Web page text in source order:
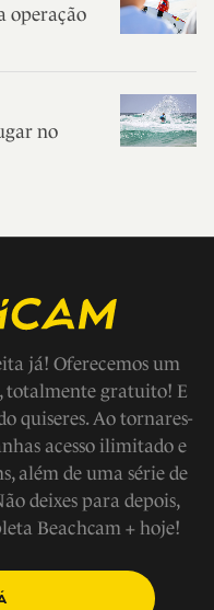
operação
no
já! Oferecemos um
totalmente gratuito! E
quiseres. Ao tornares-
acesso ilimitado e
além de uma série de
deixes para depois,
Beachcam + hoje!